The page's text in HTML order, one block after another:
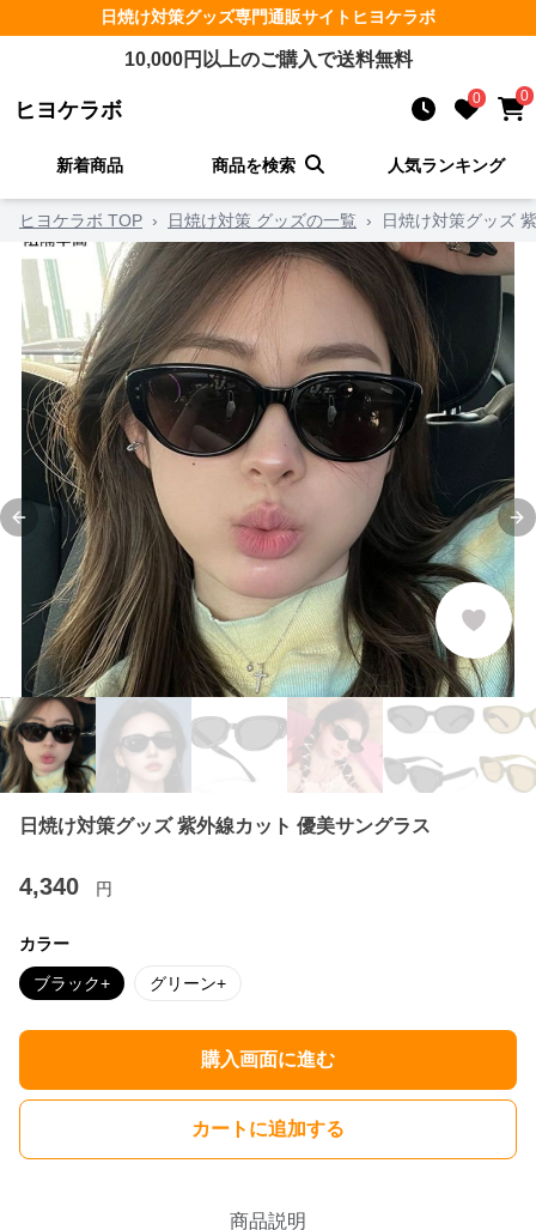
日焼け対策グッズ専門通販サイト ヒヨケラボ
10,000円以上のご購入で送料無料
ヒヨケラボ 0 0
新着商品 商品を検索 人気ランキング
ヒヨケラボ TOP › 日焼け対策 グッズの一覧 › 日焼け対策グッズ
Previous slide
日焼け対策グッズ 紫外線カット 優美サングラス
4,340 円
カラー
ブラック+ グリーン+
購入画面に進む
カートに追加する
商品説明